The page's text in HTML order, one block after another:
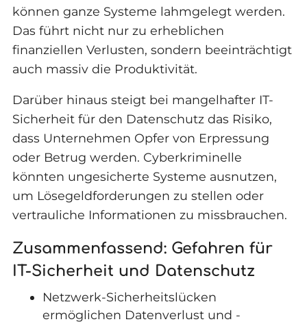
können ganze Systeme lahmgelegt werden.
Das führt nicht nur zu erheblichen
finanziellen Verlusten, sondern beeinträchtigt
auch massiv die Produktivität.
Darüber hinaus steigt bei mangelhafter IT-
Sicherheit für den Datenschutz das Risiko,
dass Unternehmen Opfer von Erpressung
oder Betrug werden. Cyberkriminelle
könnten ungesicherte Systeme ausnutzen,
um Lösegeldforderungen zu stellen oder
vertrauliche Informationen zu missbrauchen.
Zusammenfassend: Gefahren für
IT-Sicherheit und Datenschutz
Netzwerk-Sicherheitslücken
ermöglichen Datenverlust und -